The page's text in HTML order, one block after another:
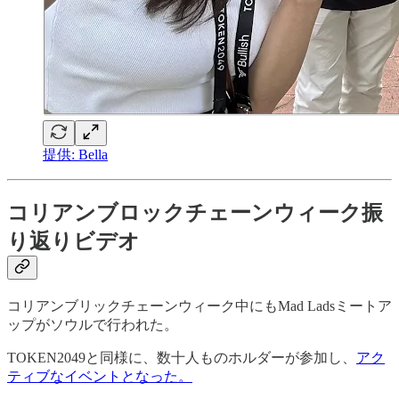
提供: Bella
コリアンブロックチェーンウィーク振
り返りビデオ
コリアンブリックチェーンウィーク中にもMad Ladsミートア
ップがソウルで行われた。
TOKEN2049と同様に、数十人ものホルダーが参加し、 アク
ティブなイベントとなった。